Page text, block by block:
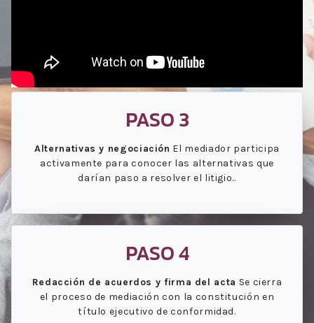
PASO 3
Alternativas y negociación El mediador participa
activamente para conocer las alternativas que
darían paso a resolver el litigio..
PASO 4
Redacción de acuerdos y firma del acta Se cierra
el proceso de mediación con la constitución en
título ejecutivo de conformidad.